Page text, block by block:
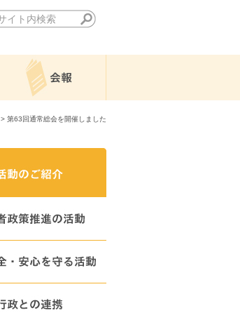
> 第63回通常総会を開催しました